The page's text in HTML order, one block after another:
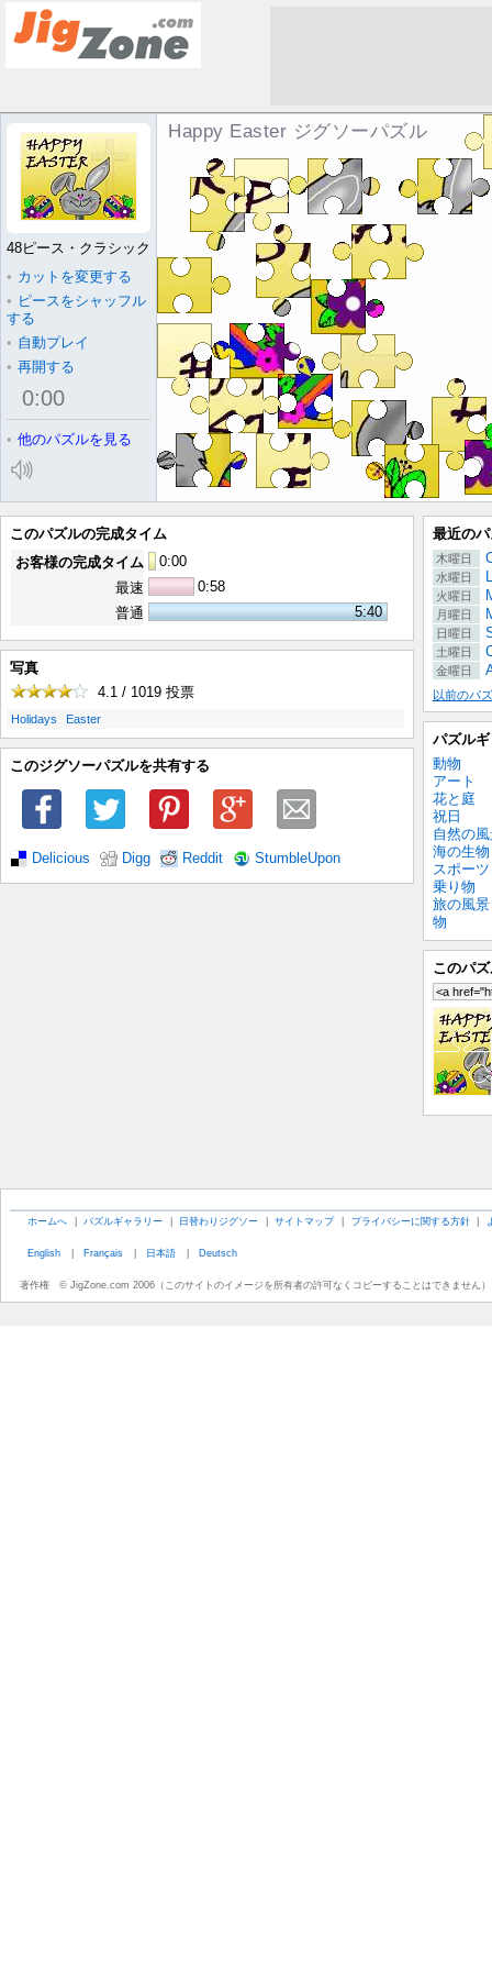
Happy Easter ジグソーパズル
48ピース・クラシック
• カットを変更する
• ピースをシャッフル
する
• 自動プレイ
• 再開する
0:00
• 他のパズルを見る
このパズルの完成タイム
お客様の完成タイム
0:00
最速
0:58
普通
5:40
写真
4.1 / 1019 投票
Holidays Easter
このジグソーパズルを共有する
Delicious Digg Reddit StumbleUpon
最近の
木曜日
水曜日
火曜日
月曜日
日曜日
土曜日
金曜日
以前のパ
パズル
動物
アート
花と庭
祝日
自然の
海の生物
スポーツ
乗り物
旅の風景
物
このパ
ホームへ | パズルギャラリー | 日替わりジグソー | サイトマップ | プライバシーに関する方針 |
English | Français | 日本語 | Deutsch
著作権 © JigZone.com 2006（このサイトのイメージを所有者の許可なくコピーすることはできません）